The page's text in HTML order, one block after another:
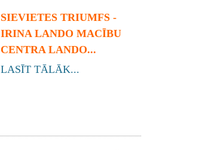
SIEVIETES TRIUMFS -
IRINA LANDO MACĪBU
CENTRA LANDO...
LASĪT TĀLĀK...